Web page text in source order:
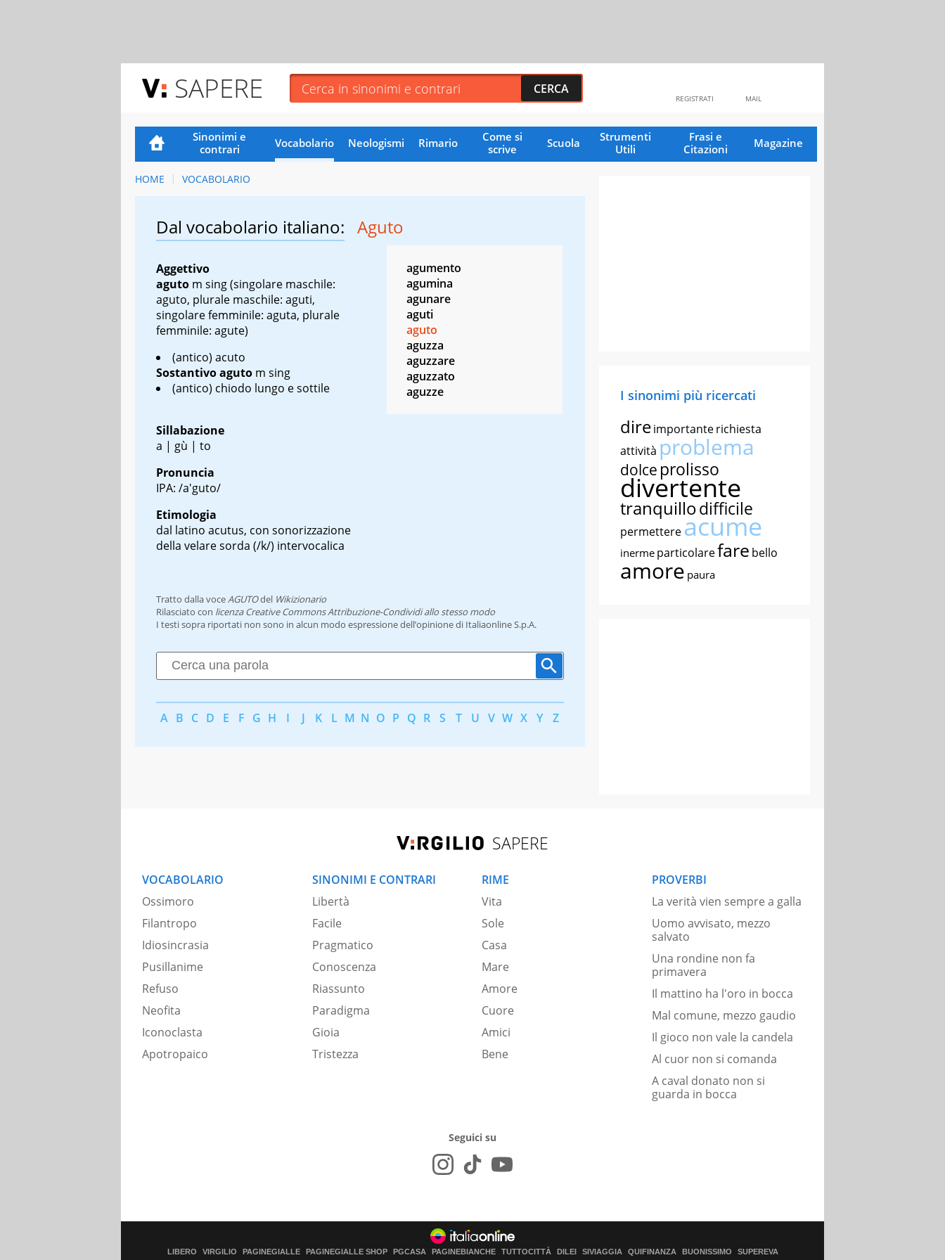
SAPERE MAIL
REGISTRATI
Sinonimi e
contrari
Vocabolario Neologismi Rimario
Come si
scrive
Scuola
Strumenti
Utili
Frasi e
Citazioni
Magazine
HOME VOCABOLARIO
Dal vocabolario italiano: Aguto
Aggettivo
aguto m sing(singolare maschile:
aguto, plurale maschile: aguti,
singolare femminile: aguta, plurale
femminile: agute)
(antico) acuto
Sostantivoaguto m sing
(antico) chiodo lungo e sottile
Sillabazione
a | gù | to
Pronuncia
IPA: /a'guto/
Etimologia
dal latino acutus, con sonorizzazione
della velare sorda (/k/) intervocalica
agumento
agumina
agunare
aguti
aguto
aguzza
aguzzare
aguzzato
aguzze
Tratto dalla voce AGUTOdel Wikizionario
Rilasciato con licenza Creative Commons Attribuzione-Condividi allo stesso modo
I testi sopra riportati non sono in alcun modo espressione dell’opinione di Italiaonline S.p.A.
A B C D E F G H I J K L M N O P Q R S T U V W X Y Z
I sinonimi più ricercati
direimportanterichiesta
attività problema
dolce prolisso
divertente
tranquillodifficile
permettereacume
inerme particolarefare bello
amore paura
SAPERE
VOCABOLARIO
Ossimoro
Filantropo
Idiosincrasia
Pusillanime
Refuso
Neofita
Iconoclasta
Apotropaico
SINONIMI E CONTRARI
Libertà
Facile
Pragmatico
Conoscenza
Riassunto
Paradigma
Gioia
Tristezza
RIME
Vita
Sole
Casa
Mare
Amore
Cuore
Amici
Bene
PROVERBI
La verità vien sempre a galla
Uomo avvisato, mezzo
salvato
Una rondine non fa
primavera
Il mattino ha l'oro in bocca
Mal comune, mezzo gaudio
Il gioco non vale la candela
Al cuor non si comanda
A caval donato non si
guarda in bocca
Seguici su
LIBERO VIRGILIO PAGINEGIALLE PAGINEGIALLE SHOP PGCASA PAGINEBIANCHE TUTTOCITTÀ DILEI SIVIAGGIA QUIFINANZA BUONISSIMO SUPEREVA